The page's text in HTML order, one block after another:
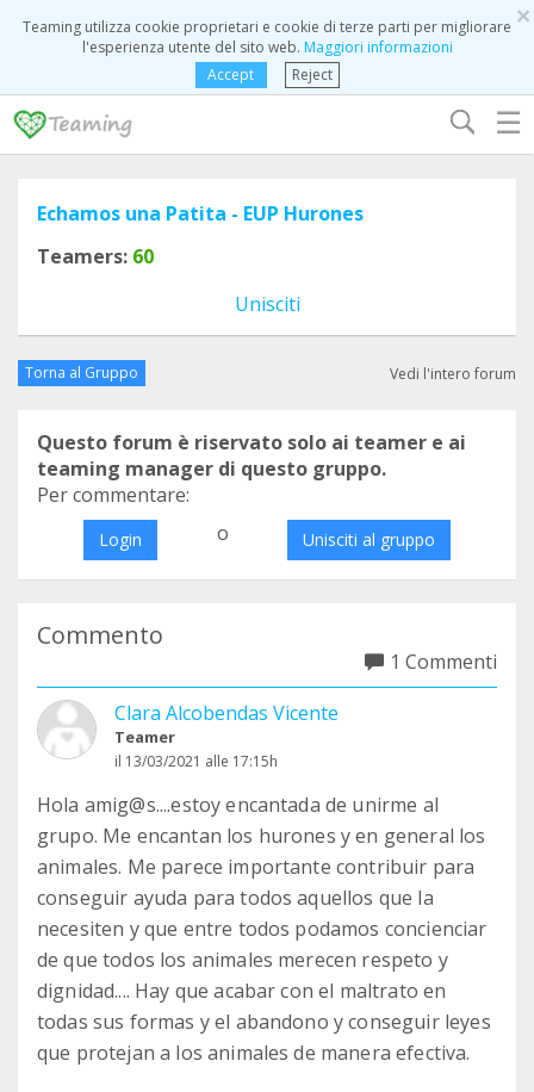
×
Teaming utilizza cookie proprietari e cookie di terze parti per migliorare
l'esperienza utente del sito web. Maggiori informazioni
Accept
Reject
☰
Echamos una Patita - EUP Hurones
Teamers: 60
Unisciti
Torna al Gruppo Vedi l'intero forum
Questo forum è riservato solo ai teamer e ai
teaming manager di questo gruppo.
Per commentare:
Login o Unisciti al gruppo
Commento
1 Commenti
Clara Alcobendas Vicente
Teamer
il 13/03/2021 alle 17:15h
Hola amig@s....estoy encantada de unirme al
grupo. Me encantan los hurones y en general los
animales. Me parece importante contribuir para
conseguir ayuda para todos aquellos que la
necesiten y que entre todos podamos concienciar
de que todos los animales merecen respeto y
dignidad.... Hay que acabar con el maltrato en
todas sus formas y el abandono y conseguir leyes
que protejan a los animales de manera efectiva.